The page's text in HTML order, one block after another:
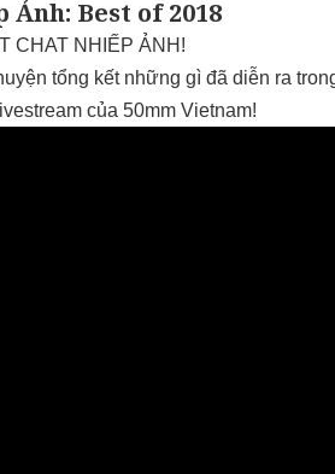
Best of 2018
CHAT NHIẾP ẢNH!
tổng kết những gì đã diễn ra
của 50mm Vietnam!